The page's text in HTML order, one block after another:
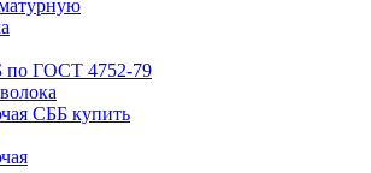
ГОСТ 4752-79
СББ купить